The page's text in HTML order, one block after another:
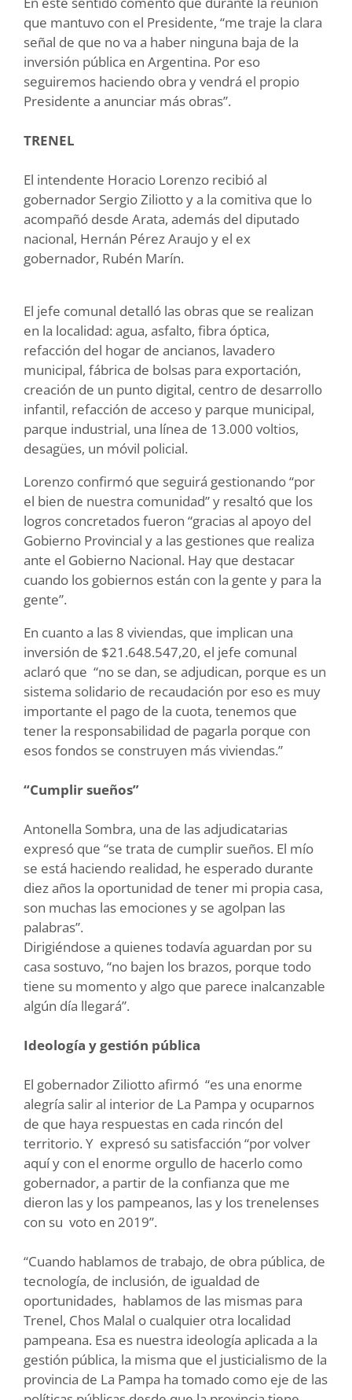
que mantuvo con el Presidente, “me traje la clara
señal de que no va a haber ninguna baja de la
inversión pública en Argentina. Por eso
seguiremos haciendo obra y vendrá el propio
Presidente a anunciar más obras”.
TRENEL
El intendente Horacio Lorenzo recibió al
gobernador Sergio Ziliotto y a la comitiva que lo
acompañó desde Arata, además del diputado
nacional, Hernán Pérez Araujo y el ex
gobernador, Rubén Marín.
El jefe comunal detalló las obras que se realizan
en la localidad: agua, asfalto, fibra óptica,
refacción del hogar de ancianos, lavadero
municipal, fábrica de bolsas para exportación,
creación de un punto digital, centro de desarrollo
infantil, refacción de acceso y parque municipal,
parque industrial, una línea de 13.000 voltios,
desagües, un móvil policial.
Lorenzo confirmó que seguirá gestionando “por
el bien de nuestra comunidad” y resaltó que los
logros concretados fueron “gracias al apoyo del
Gobierno Provincial y a las gestiones que realiza
ante el Gobierno Nacional. Hay que destacar
cuando los gobiernos están con la gente y para la
gente”.
En cuanto a las 8 viviendas, que implican una
inversión de $21.648.547,20, el jefe comunal
aclaró que “no se dan, se adjudican, porque es un
sistema solidario de recaudación por eso es muy
importante el pago de la cuota, tenemos que
tener la responsabilidad de pagarla porque con
esos fondos se construyen más viviendas.”
“Cumplir sueños”
Antonella Sombra, una de las adjudicatarias
expresó que “se trata de cumplir sueños. El mío
se está haciendo realidad, he esperado durante
diez años la oportunidad de tener mi propia casa,
son muchas las emociones y se agolpan las
palabras”.
Dirigiéndose a quienes todavía aguardan por su
casa sostuvo, “no bajen los brazos, porque todo
tiene su momento y algo que parece inalcanzable
algún día llegará”.
Ideología y gestión pública
El gobernador Ziliotto afirmó “es una enorme
alegría salir al interior de La Pampa y ocuparnos
de que haya respuestas en cada rincón del
territorio. Y expresó su satisfacción “por volver
aquí y con el enorme orgullo de hacerlo como
gobernador, a partir de la confianza que me
dieron las y los pampeanos, las y los trenelenses
con su voto en 2019”.
“Cuando hablamos de trabajo, de obra pública, de
tecnología, de inclusión, de igualdad de
oportunidades, hablamos de las mismas para
Trenel, Chos Malal o cualquier otra localidad
pampeana. Esa es nuestra ideología aplicada a la
gestión pública, la misma que el justicialismo de la
provincia de La Pampa ha tomado como eje de las